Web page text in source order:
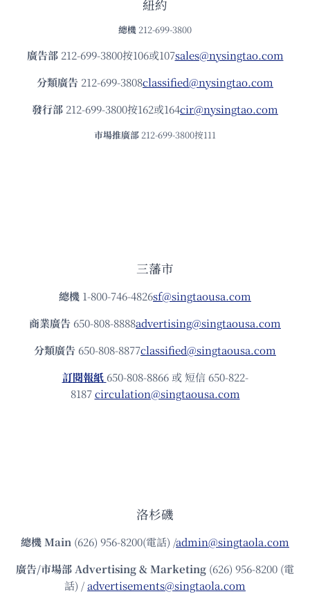
紐約
總機 212-699-3800
廣告部212-699-3800按106或107sales@nysingtao.com
分類廣告 212-699-3808classified@nysingtao.com
發⾏部 212-699-3800按162或164cir@nysingtao.com
市場推廣部 212-699-3800按111
三藩市
總機 1-800-746-4826sf@singtaousa.com
商業廣告 650-808-8888advertising@singtaousa.com
分類廣告 650-808-8877classified@singtaousa.com
訂閱報紙 650-808-8866 或 短信 650-822-
8187circulation@singtaousa.com
洛杉磯
總機Main (626) 956-8200(電話) /admin@singtaola.com
廣告/市場部Advertising & Marketing (626) 956-8200 (電
話) /advertisements@singtaola.com